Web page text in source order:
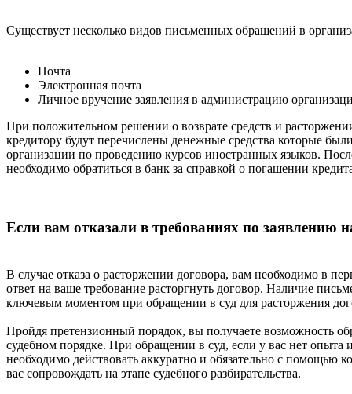
Существует несколько видов письменных обращений в
Почта
Электронная почта
Личное вручение заявления в администрацию
При положительном решении о возврате средств и
кредитору будут перечислены денежные средства которые
организации по проведению курсов иностранных языков.
необходимо обратиться в банк за справкой о погашении
Если вам отказали в требованиях по заявлению
В случае отказа о расторжении договора, вам необходимо в
ответ на ваше требование расторгнуть договор. Наличие
ключевым моментом при обращении в суд для расторжения
Пройдя претензионный порядок, вы получаете возможность
судебном порядке. При обращении в суд, если у вас нет опыта
необходимо действовать аккуратно и обязательно с помощью
вас сопровождать на этапе судебного разбирательства.